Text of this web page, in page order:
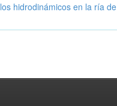
hidrodinámicos en la ría de